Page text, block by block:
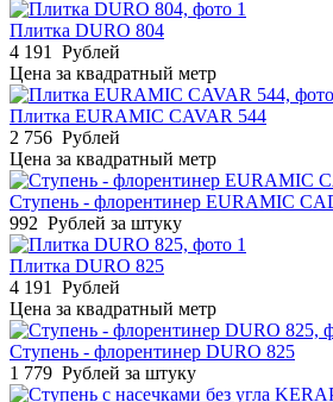
Плитка DURO 804
4 191
Рублей
Цена за квадратный метр
Плитка EURAMIC CAVAR 544
2 756 Рублей
Цена за квадратный метр
Ступень - флорентинер EURAMIC
992 Рублей за штуку
Плитка DURO 825
4 191
Рублей
Цена за квадратный метр
Ступень - флорентинер DURO 825
1 779 Рублей за штуку